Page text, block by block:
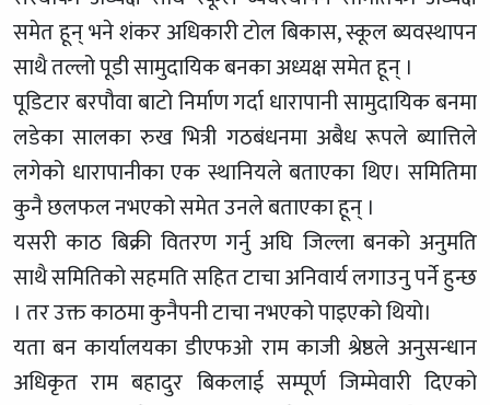
समेत हून् भने शंकर अधिकारी टोल बिकास, स्कूल ब्यवस्थापन
साथै तल्लो पूडी सामुदायिक बनका अध्यक्ष समेत हून् ।
पूडिटार बरपौवा बाटो निर्माण गर्दा धारापानी सामुदायिक बनमा
लडेका सालका रुख भित्री गठबंधनमा अबैध रूपले ब्यात्तिले
लगेको धारापानीका एक स्थानियले बताएका थिए। समितिमा
कुनै छलफल नभएको समेत उनले बताएका हून् ।
यसरी काठ बिक्री वितरण गर्नु अघि जिल्ला बनको अनुमति
साथै समितिको सहमति सहित टाचा अनिवार्य लगाउनु पर्ने हुन्छ
। तर उक्त काठमा कुनैपनी टाचा नभएको पाइएको थियो।
यता बन कार्यालयका डीएफओ राम काजी श्रेष्ठले अनुसन्धान
अधिकृत राम बहादुर बिकलाई सम्पूर्ण जिम्मेवारी दिएको